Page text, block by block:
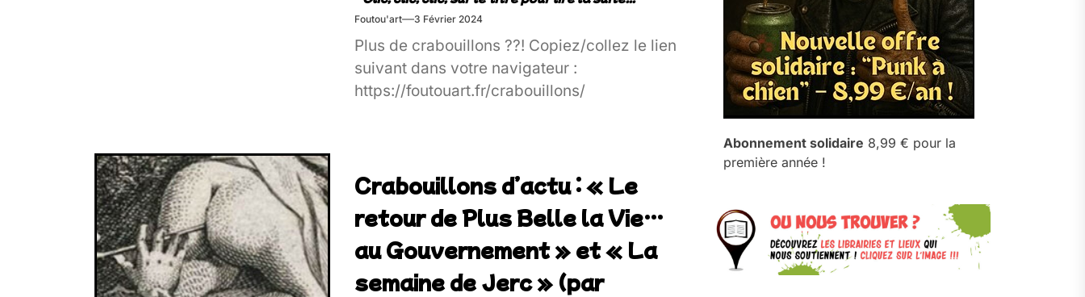
Foutou'art 3 Février 2024
Plus de crabouillons ??! Copiez/collez le lien
suivant dans votre navigateur :
https://foutouart.fr/crabouillons/
Crabouillons d’actu : « Le
retour de Plus Belle la Vie…
au Gouvernement » et « La
semaine de Jerc » (par
Abonnement solidaire 8,99 € pour la
première année !